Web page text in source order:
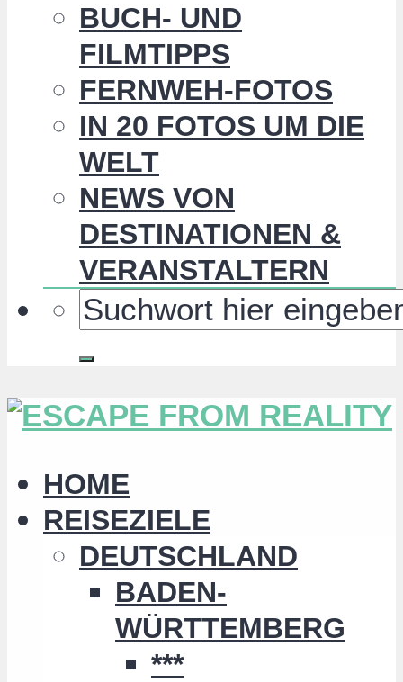
BUCH- UND
FILMTIPPS
FERNWEH-FOTOS
IN 20 FOTOS UM DIE
WELT
NEWS VON
DESTINATIONEN &
VERANSTALTERN
HOME
REISEZIELE
DEUTSCHLAND
BADEN-
WÜRTTEMBERG
***